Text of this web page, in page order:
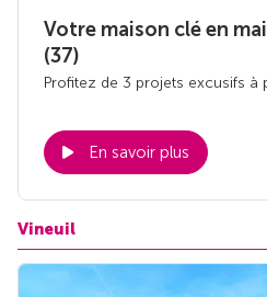
Votre maison clé en
(37)
Profitez de 3 projets excusifs à
En savoir plus
Vineuil